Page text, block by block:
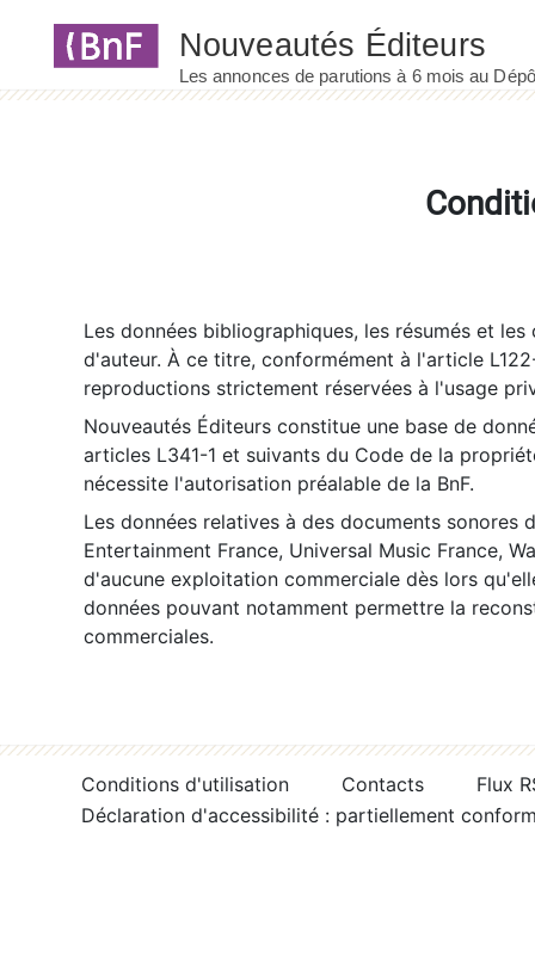
Les données bibliographiques, les résumés et
d'auteur. À ce titre, conformément à l'article
reproductions strictement réservées à l'usage
Nouveautés Éditeurs constitue une base de
articles L341-1 et suivants du Code de la
nécessite l'autorisation préalable de la BnF.
Les données relatives à des documents sonores
Entertainment France, Universal Music France,
d'aucune exploitation commerciale dès lors
données pouvant notamment permettre la
commerciales.
Conditions d'utilisation Contacts
Flux
Déclaration d'accessibilité : partiellement